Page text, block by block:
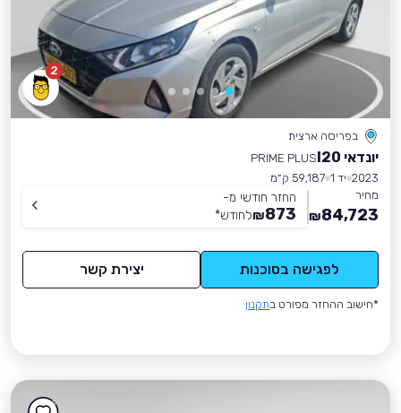
2
בפריסה ארצית
יונדאי I20
PRIME PLUS
2023 יד 1
59,187 ק״מ
מחיר
84,723
₪
החזר חודשי מ-
873
₪לחודש*
לפגישה בסוכנות יצירת קשר
*חישוב ההחזר מפורט בתקנון